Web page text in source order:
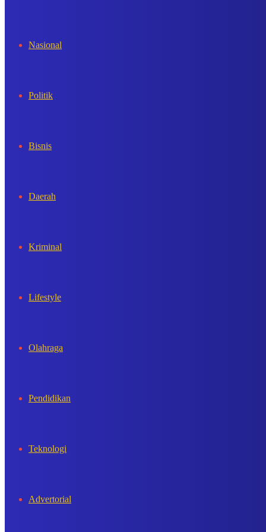
Nasional
Politik
Bisnis
Daerah
Kriminal
Lifestyle
Olahraga
Pendidikan
Teknologi
Advertorial